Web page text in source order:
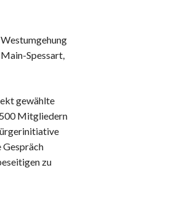
Spessart,
gewählte
Mitgliedern
zu